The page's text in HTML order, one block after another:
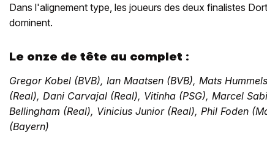
Dans l'alignement type, les joueurs des deux finalistes
dominent.
Le onze de tête au complet :
Gregor Kobel (BVB), Ian Maatsen (BVB), Mats
(Real), Dani Carvajal (Real), Vitinha (PSG), Marcel
Bellingham (Real), Vinicius Junior (Real), Phil Foden
(Bayern)